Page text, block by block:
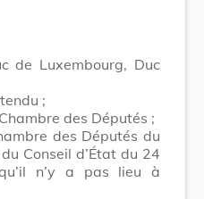
de Luxembourg, Duc
;
des Députés ;
des Députés du
Conseil d’État du 24
n’y a pas lieu à